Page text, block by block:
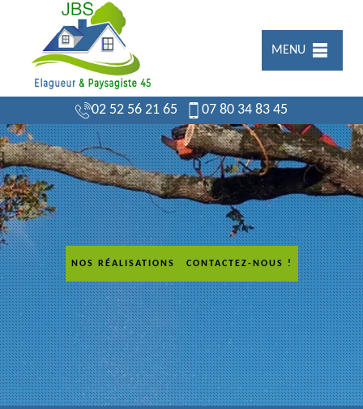
MENU
02 52 56 21 65 07 80 34 83 45
NOS RÉALISATIONS CONTACTEZ-NOUS !